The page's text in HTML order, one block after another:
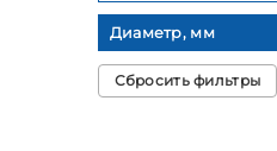
Диаметр, мм
Сбросить фильтры